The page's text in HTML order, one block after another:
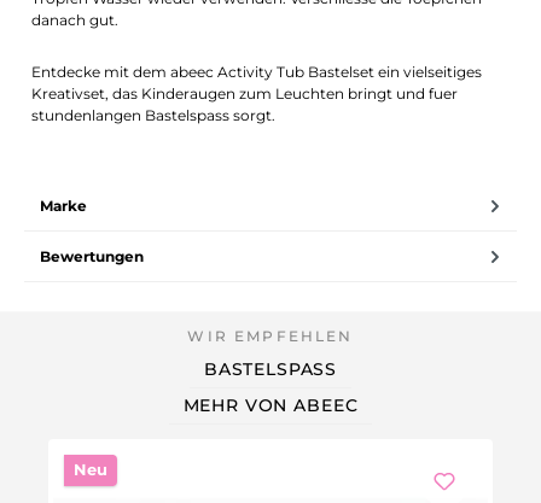
danach gut.
Entdecke mit dem abeec Activity Tub Bastelset ein vielseitiges
Kreativset, das Kinderaugen zum Leuchten bringt und fuer
stundenlangen Bastelspass sorgt.
Marke
Bewertungen
BASTELSPASS
MEHR VON ABEEC
Neu